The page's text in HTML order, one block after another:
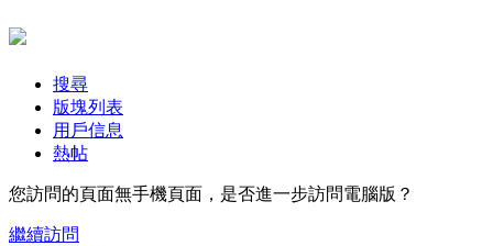
搜尋
版塊列表
用戶信息
熱帖
您訪問的頁面無手機頁面，是否進一步訪問電腦版？
繼續訪問